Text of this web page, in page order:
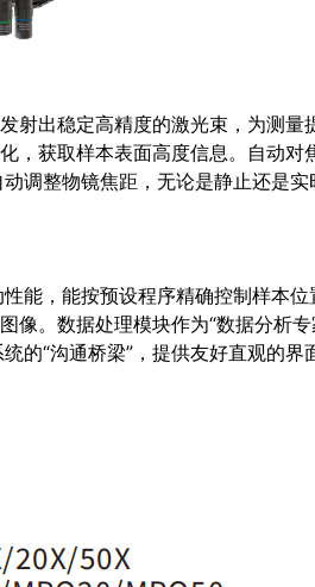
射出稳定高精度的激光束，为测量
获取样本表面高度信息。自动对
调整物镜焦距，无论是静止还是
能，能按预设程序精确控制样本
像。数据处理模块作为“数据分析
的“沟通桥梁”，提供友好直观的界